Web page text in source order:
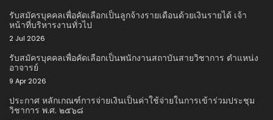
รับสมัครบุคคลเพื่อคัดเลือกเป็นลูกจ้างรายเดือนด้วยเงินรายได้ เจ้า
หน้าที่บริหารงานทั่วไป
2 Jul 2026
รับสมัครบุคคลเพื่อคัดเลือกเป็นพนักงานสถาบันสายวิชาการ ตําแหน่ง
อาจารย์
9 Apr 2026
ประกาศ หลักเกณฑ์การจ่ายเงินเป็นค่าใช้จ่ายในการเข้าร่วมประชุม
วิชาการ พ.ศ. ๒๕๖๘